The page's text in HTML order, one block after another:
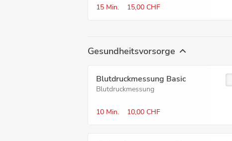
15 Min. 15,00 CHF
Gesundheitsvorsorge
Blutdruck­messung Basic
Blutdruckmessung
10 Min. 10,00 CHF